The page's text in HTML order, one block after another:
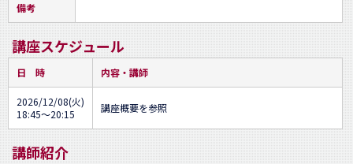
備考
講座スケジュール
日 時 内容・講師
2026/12/08(火)
18:45～20:15
講座概要を参照
講師紹介